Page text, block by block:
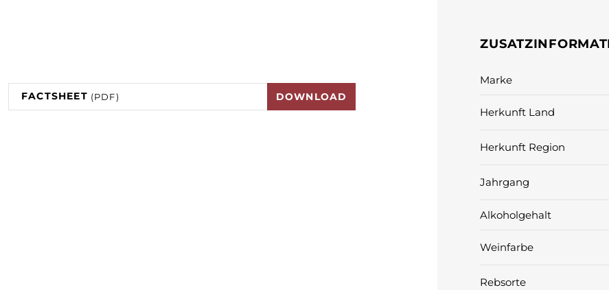
FACTSHEET (PDF) DOWNLOAD
Marke
Herkunft Land
Herkunft Region
Jahrgang
Alkoholgehalt
Weinfarbe
Rebsorte